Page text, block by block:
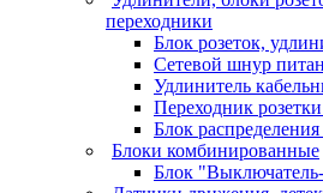
переходники
Блок розеток,
Сетевой шнур
Удлинитель
Переходник
Блок
Блоки комбинированные
Блок "Выключатель-